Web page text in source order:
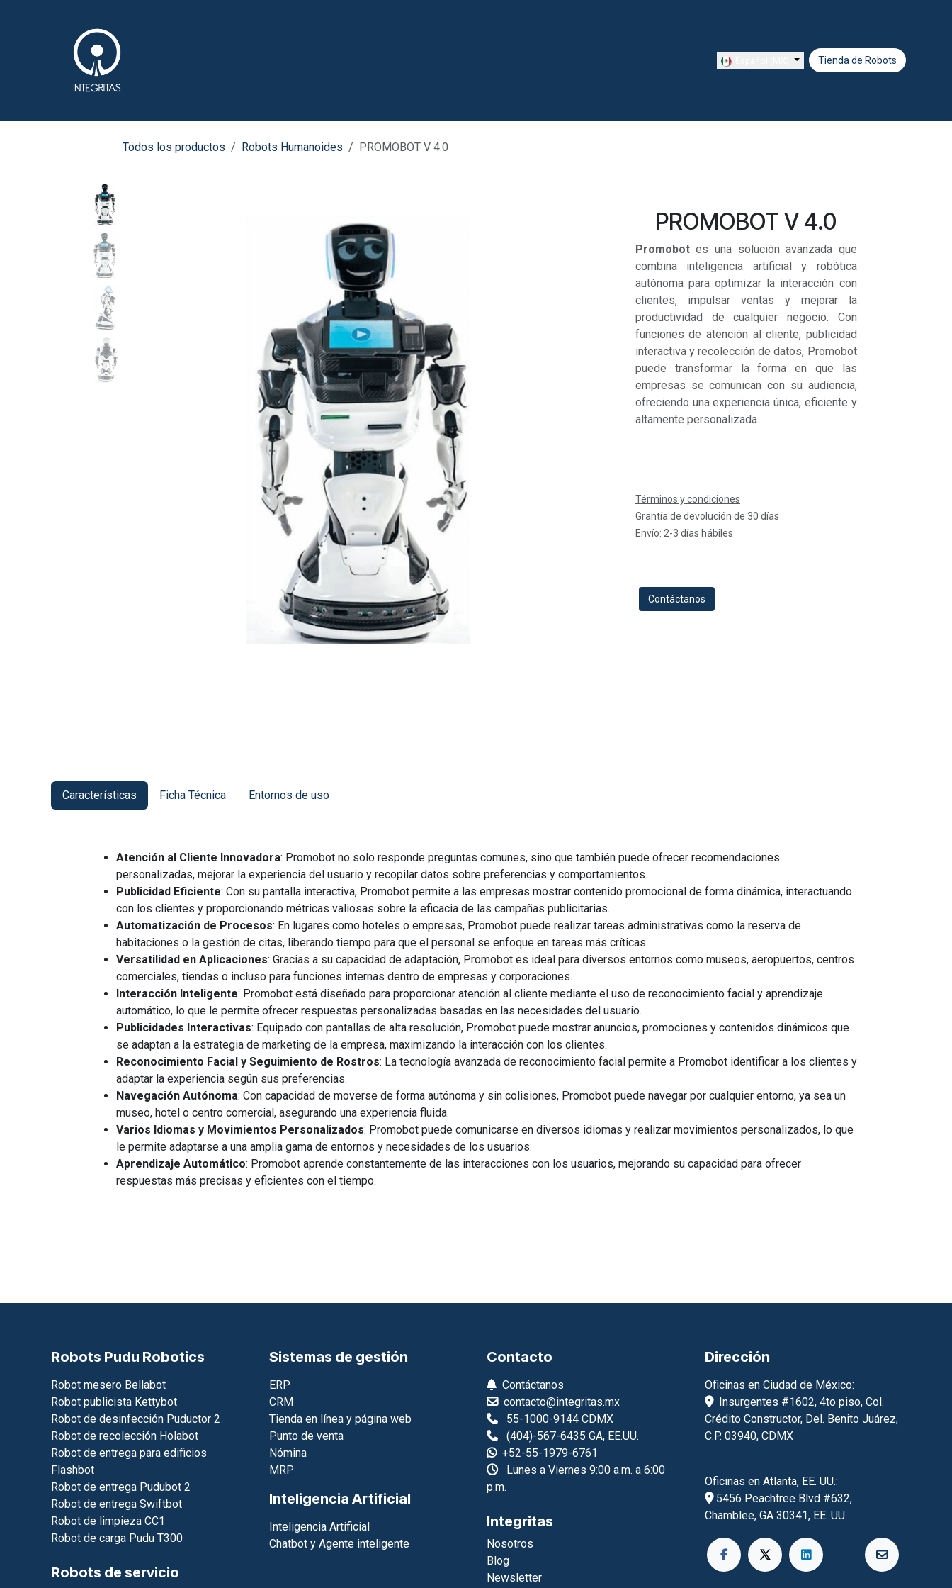
Tienda de Ro​​​​bots
Todos los productos Robots Humanoides PROMOBOT V 4.0
PROMOBOT V 4.0
Promobotes una solución avanzada que
combina inteligencia artificial y robótica
autónoma para optimizar la interacción con
clientes, impulsar ventas y mejorar la
productividad de cualquier negocio. Con
funciones de atención al cliente, publicidad
interactiva y recolección de datos, Promobot
puede transformar la forma en que las
empresas se comunican con su audiencia,
ofreciendo una experiencia única, eficiente y
altamente personalizada.
Términos y condiciones
Grantía de devolución de 30 días
Envío: 2-3 días hábiles
Contáctanos
Características Ficha Técnica Entornos de uso
Atención al Cliente Innovadora: Promobot no solo responde preguntas comunes, sino que también puede ofrecer recomendaciones
personalizadas, mejorar la experiencia del usuario y recopilar datos sobre preferencias y comportamientos.
Publicidad Eficiente: Con su pantalla interactiva, Promobot permite a las empresas mostrar contenido promocional de forma dinámica, interactuando
con los clientes y proporcionando métricas valiosas sobre la eficacia de las campañas publicitarias.
Automatización de Procesos: En lugares como hoteles o empresas, Promobot puede realizar tareas administrativas como la reserva de
habitaciones o la gestión de citas, liberando tiempo para que el personal se enfoque en tareas más críticas.
Versatilidad en Aplicaciones: Gracias a su capacidad de adaptación, Promobot es ideal para diversos entornos como museos, aeropuertos, centros
comerciales, tiendas o incluso para funciones internas dentro de empresas y corporaciones.
Interacción Inteligente: Promobot está diseñado para proporcionar atención al cliente mediante el uso de reconocimiento facial y aprendizaje
automático, lo que le permite ofrecer respuestas personalizadas basadas en las necesidades del usuario.
Publicidades Interactivas: Equipado con pantallas de alta resolución, Promobot puede mostrar anuncios, promociones y contenidos dinámicos que
se adaptan a la estrategia de marketing de la empresa, maximizando la interacción con los clientes.
Reconocimiento Facial y Seguimiento de Rostros: La tecnología avanzada de reconocimiento facial permite a Promobot identificar a los clientes y
adaptar la experiencia según sus preferencias.
Navegación Autónoma: Con capacidad de moverse de forma autónoma y sin colisiones, Promobot puede navegar por cualquier entorno, ya sea un
museo, hotel o centro comercial, asegurando una experiencia fluida.
Varios Idiomas y Movimientos Personalizados: Promobot puede comunicarse en diversos idiomas y realizar movimientos personalizados, lo que
le permite adaptarse a una amplia gama de entornos y necesidades de los usuarios.
Aprendizaje Automático: Promobot aprende constantemente de las interacciones con los usuarios, mejorando su capacidad para ofrecer
respuestas más precisas y eficientes con el tiempo.
Robots Pudu Robotics
Robot mesero Bellabot
Robot publicista Kettybot
Robot de desinfección Puductor 2
Robot de recolección Holabot
Robot de entrega para edificios
Flashbot
Robot de entrega Pudubot 2
Robot de entrega Swiftbot
Robot de limpieza CC1
Robot de carga Pudu T300
Robots de servicio
Sistemas de gestión
ERP
CRM
Tienda en línea y página web
Punto de venta
Nómina
MRP
Inteligencia Artificial
Inteligencia Artificial
Chatbot y Agente inteligente
Contacto
Contáctanos
contacto@integritas.mx
55-1000-9144 CDMX
(404)-567-6435 GA, EE.UU.
+52-55-1979-6761
Lunes a Viernes 9:00 a.m. a 6:00
p.m.
Integritas
Nosotros
Blog
Newsletter
Dirección
Oficinas en Ciudad de México:
Insurgentes #1602, 4to piso, Col.
Crédito Constructor, Del. Benito Juárez,
C.P. 03940, CDMX
Oficinas en Atlanta, EE. UU.:
5456 Peachtree Blvd #632,
Chamblee, GA 30341, EE. UU.